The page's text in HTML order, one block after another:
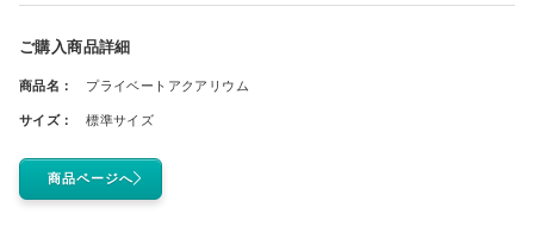
ご購入商品詳細
商品名： プライベートアクアリウム
サイズ： 標準サイズ
商品ページへ